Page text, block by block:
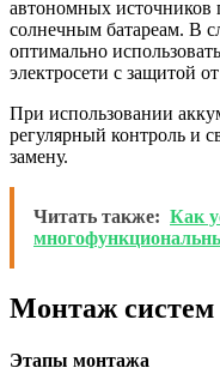
автономных
солнечным батареам. В
оптимально
электросети с защитой
При использовании
регулярный контроль и
замену.
Читать также: Как
Монтаж систем
Этапы монтажа